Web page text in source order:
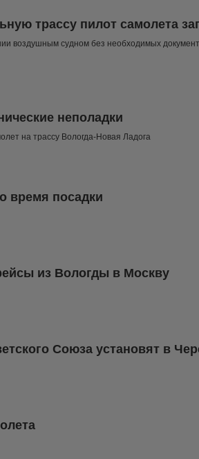
трассу пилот самолета
воздушным судном без необходимых
неполадки
на трассу Вологда-Новая Ладога
время посадки
из Вологды в Москву
Союза установят в